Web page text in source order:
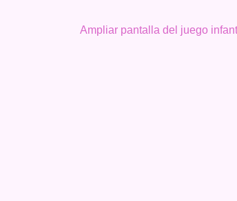
Ampliar pantalla del juego